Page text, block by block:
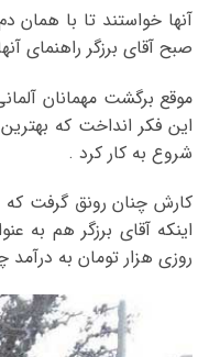
آنها خواستند تا با
صبح آقای برزگر راهنمای
شروع به کار کرد .
روزی هزار تومان به